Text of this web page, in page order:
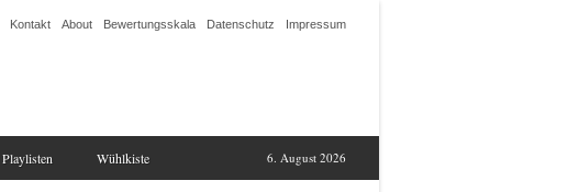
Kontakt About Bewertungsskala Datenschutz Impressum
6. August 2026
Playlisten Wühlkiste